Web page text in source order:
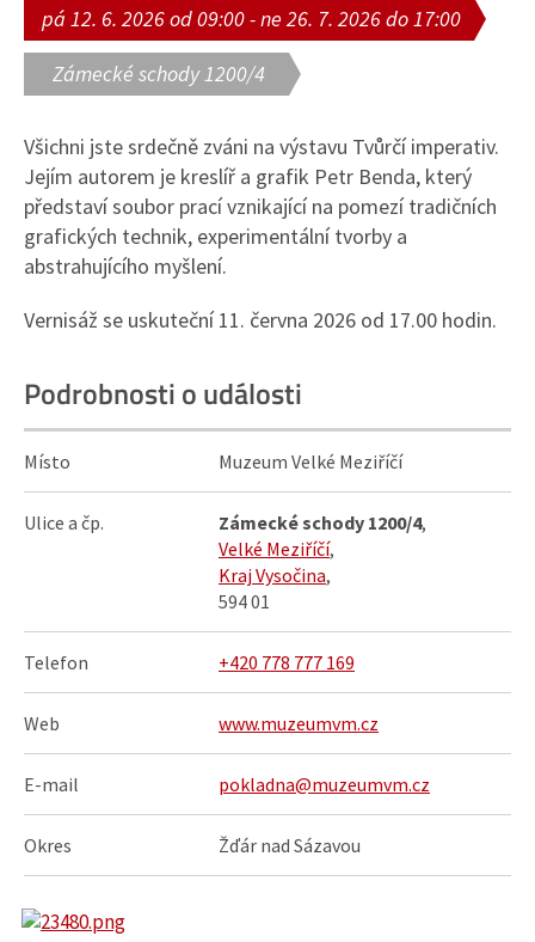
pá 12. 6. 2026 od 09:00 - ne 26. 7. 2026 do 17:00
Zámecké schody 1200/4
Všichni jste srdečně zváni na výstavu Tvůrčí imperativ.
Jejím autorem je kreslíř a grafik Petr Benda, který
představí soubor prací vznikající na pomezí tradičních
grafických technik, experimentální tvorby a
abstrahujícího myšlení.
Vernisáž se uskuteční 11. června 2026 od 17.00 hodin.
Podrobnosti o události
Místo Muzeum Velké Meziříčí
Ulice a čp. Zámecké schody 1200/4,
Velké Meziříčí,
Kraj Vysočina,
594 01
Telefon +420 778 777 169
Web www.muzeumvm.cz
E-mail pokladna@muzeumvm.cz
Okres Žďár nad Sázavou